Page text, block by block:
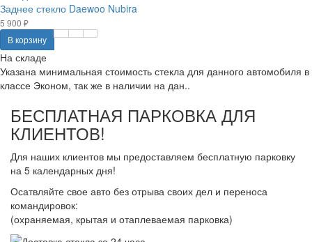
Заднее стекло Daewoo Nubira
5 900 ₽
В корзину
На складе
Указана минимальная стоимость стекла для данного автомобиля в
классе Эконом, так же в наличии на дан..
БЕСПЛАТНАЯ ПАРКОВКА ДЛЯ
КЛИЕНТОВ!
Для наших клиентов мы предоставляем бесплатную парковку
на 5 календарных дня!
Осатвляйте свое авто без отрыва своих дел и переноса
командировок:
(охраняемая, крытая и отаплеваемая парковка)